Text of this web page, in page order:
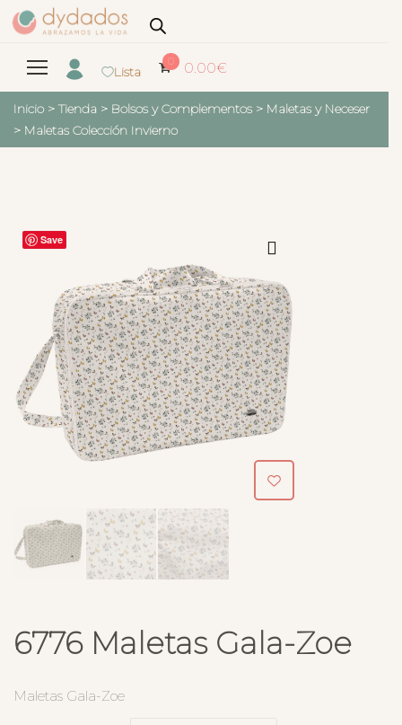
Lista
0 0.00€
Inicio > Tienda > Bolsos y Complementos > Maletas y Neceser
> Maletas Colección Invierno
Save
6776 Maletas Gala-Zoe
Maletas Gala-Zoe